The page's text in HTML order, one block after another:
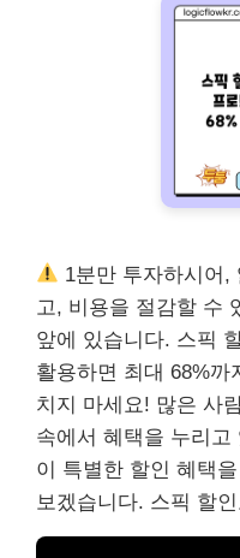
1분만 투자하시어,
고, 비용을 절감할 수
앞에 있습니다. 스픽
활용하면 최대 68%까
치지 마세요! 많은 사
속에서 혜택을 누리고
이 특별한 할인 혜택
보겠습니다. 스픽 할